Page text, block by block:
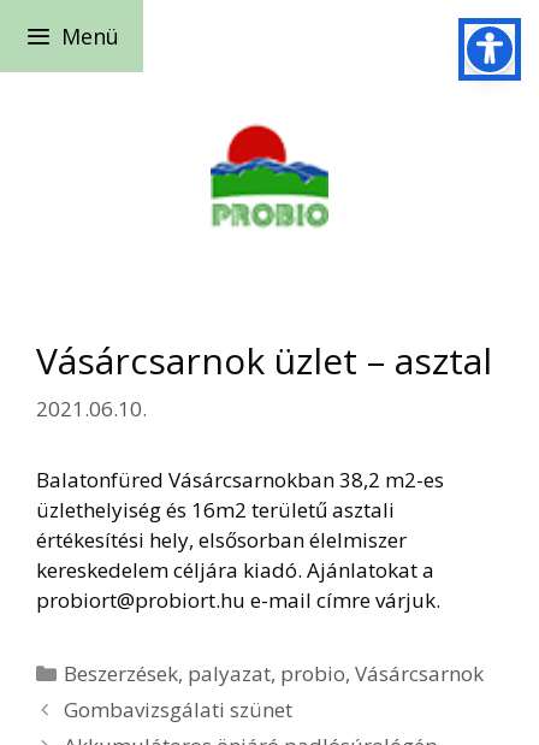
tartalomba
Menü
Vásárcsarnok üzlet – asztal
2021.06.10.
Balatonfüred Vásárcsarnokban 38,2 m2-es
üzlethelyiség és 16m2 területű asztali
értékesítési hely, elsősorban élelmiszer
kereskedelem céljára kiadó. Ajánlatokat a
probiort@probiort.hu e-mail címre várjuk.
Kategória
Beszerzések, palyazat, probio,Vásárcsarnok
Gombavizsgálati szünet